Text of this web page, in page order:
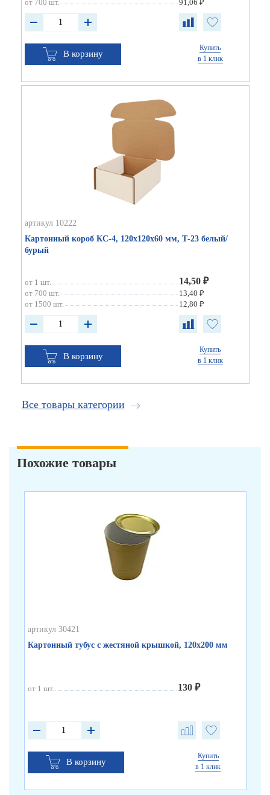
от 700 шт. 91,06 ₽
В корзину
Купить
в 1 клик
артикул 10222
Картонный короб КС-4, 120х120х60 мм, Т-23 белый/
бурый
от 1 шт. 14,50 ₽
от 700 шт.
13,40 ₽
от 1500 шт.
12,80 ₽
В корзину
Купить
в 1 клик
Все товары категории
Похожие товары
артикул 30421
Картонный тубус с жестяной крышкой, 120х200 мм
от 1 шт. 130 ₽
В корзину
Купить
в 1 клик